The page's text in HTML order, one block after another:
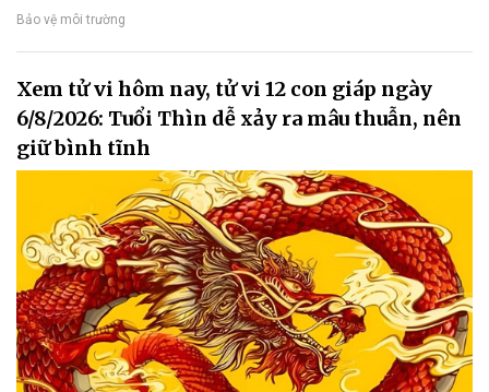
Bảo vệ môi trường
Xem tử vi hôm nay, tử vi 12 con giáp ngày
6/8/2026: Tuổi Thìn dễ xảy ra mâu thuẫn, nên
giữ bình tĩnh